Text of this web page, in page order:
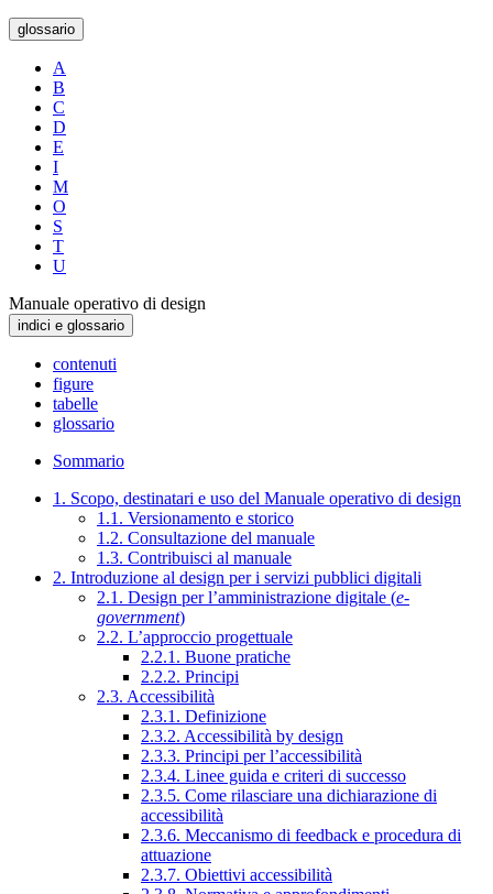
glossario
A
B
C
D
E
I
M
O
S
T
U
Manuale operativo di design
indici e glossario
contenuti
figure
tabelle
glossario
Sommario
1. Scopo, destinatari e uso del Manuale operativo di design
1.1. Versionamento e storico
1.2. Consultazione del manuale
1.3. Contribuisci al manuale
2. Introduzione al design per i servizi pubblici digitali
2.1. Design per l’amministrazione digitale (e-
government)
2.2. L’approccio progettuale
2.2.1. Buone pratiche
2.2.2. Principi
2.3. Accessibilità
2.3.1. Definizione
2.3.2. Accessibilità by design
2.3.3. Principi per l’accessibilità
2.3.4. Linee guida e criteri di successo
2.3.5. Come rilasciare una dichiarazione di
accessibilità
2.3.6. Meccanismo di feedback e procedura di
attuazione
2.3.7. Obiettivi accessibilità